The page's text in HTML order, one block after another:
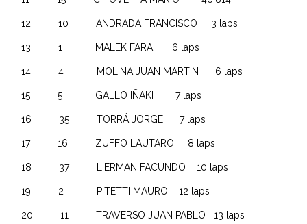
12 10 ANDRADA FRANCISCO 3 laps
13 1 MALEK FARA 6 laps
14 4 MOLINA JUAN MARTIN 6 laps
15 5 GALLO IÑAKI 7 laps
16 35 TORRÁ JORGE 7 laps
17 16 ZUFFO LAUTARO 8 laps
18 37 LIERMAN FACUNDO 10 laps
19 2 PITETTI MAURO 12 laps
20 11 TRAVERSO JUAN PABLO 13 laps